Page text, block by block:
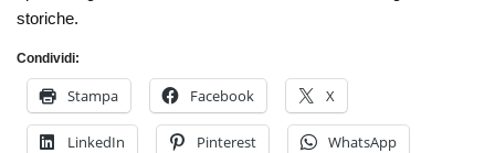
storiche.
Condividi:
Stampa Facebook X
LinkedIn Pinterest WhatsApp